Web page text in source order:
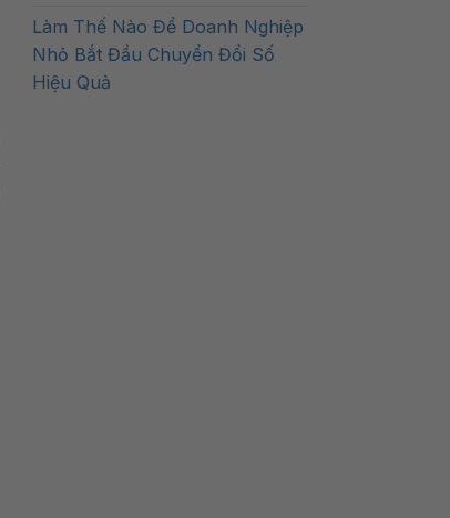
Làm Thế Nào Để Doanh Nghiệp
Nhỏ Bắt Đầu Chuyển Đổi Số
Hiệu Quả